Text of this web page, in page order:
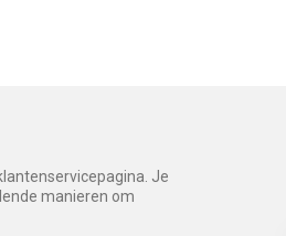
Je
manieren om